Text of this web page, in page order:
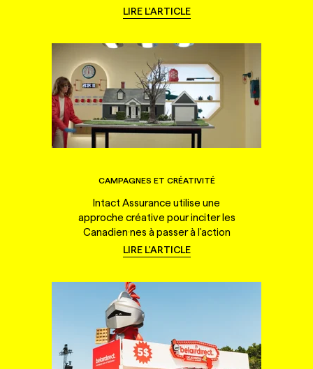
LIRE L'ARTICLE
CAMPAGNES ET CRÉATIVITÉ
Intact Assurance utilise une
approche créative pour inciter les
Canadien·nes à passer à l'action
LIRE L'ARTICLE